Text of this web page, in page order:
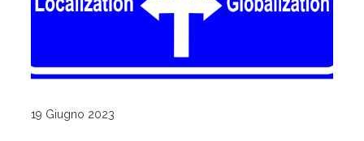
19 Giugno 2023